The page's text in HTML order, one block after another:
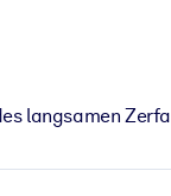
langsamen